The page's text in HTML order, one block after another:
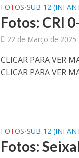
FOTOS•SUB-12
Fotos: CRI
22 de Março de 2025
CLICAR PARA VER
CLICAR PARA VER
FOTOS•SUB-12
Fotos: